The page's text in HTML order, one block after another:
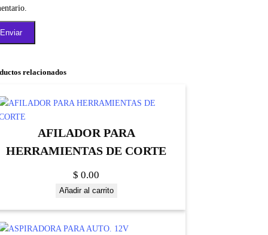
relacionados
AFILADOR PARA
HERRAMIENTAS DE CORTE
$ 0.00
Añadir al carrito